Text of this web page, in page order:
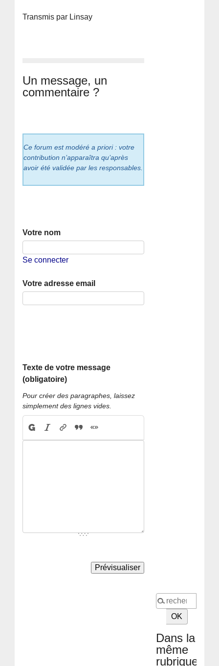
Transmis par Linsay
Un message, un
commentaire ?
Ce forum est modéré a priori : votre
contribution n’apparaîtra qu’après
avoir été validée par les responsables.
Votre nom
Se connecter
Votre adresse email
Texte de votre message
(obligatoire)
Pour créer des paragraphes, laissez
simplement des lignes vides.
Dans la
même
rubrique